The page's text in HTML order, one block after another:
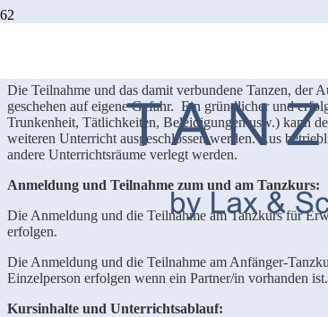
Die Teilnahme und das damit verbundene Tanzen, der
geschehen auf eigene Gefahr. Ein gründlicher und
Trunkenheit, Tätlichkeiten, Beleidigungen usw.) kann
weiteren Unterricht ausgeschlossen werden. Aus
andere Unterrichtsräume verlegt werden.
Anmeldung und Teilnahme zum und am Tanzkurs:
Die Anmeldung und die Teilnahme am Tanzkurs für
erfolgen.
Die Anmeldung und die Teilnahme am Anfänger-
Einzelperson erfolgen wenn ein Partner/in vorhanden
Kursinhalte und Unterrichtsablauf: